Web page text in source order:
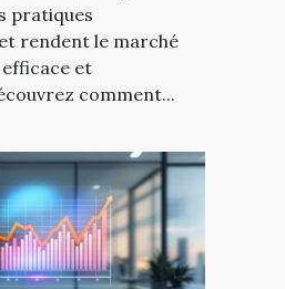
pratiques
rendent le marché
efficace et
comment...